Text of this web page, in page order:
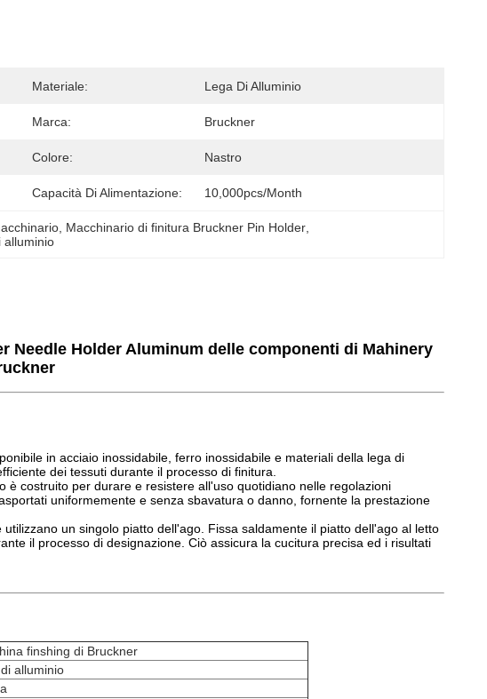
Materiale: Lega Di Alluminio
Marca: Bruckner
Colore: Nastro
Capacità Di Alimentazione: 10,000pcs/month
Macchinario di finitura Bruckner Pin Holder
alluminio
Needle Holder Aluminum delle componenti di Mahinery
in acciaio inossidabile, ferro inossidabile e materiali della lega di
dei tessuti durante il processo di finitura.
costruito per durare e resistere all'uso quotidiano nelle regolazioni
uniformemente e senza sbavatura o danno, fornente la prestazione
un singolo piatto dell'ago. Fissa saldamente il piatto dell'ago al letto
il processo di designazione. Ciò assicura la cucitura precisa ed i risultati
finshing di Bruckner
alluminio